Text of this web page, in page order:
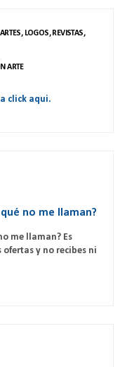
LOGOS, REVISTAS,
ARTE
click aqui.
qué no me llaman?
me llaman? Es
y no recibes ni